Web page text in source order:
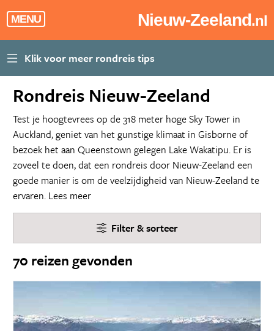
MENU Nieuw-Zeeland.nl
Rondreis Nieuw-Zeeland
Test je hoogtevrees op de 318 meter hoge Sky Tower in
Auckland, geniet van het gunstige klimaat in Gisborne of
bezoek het aan Queenstown gelegen Lake Wakatipu. Er is
zoveel te doen, dat een rondreis door Nieuw-Zeeland een
goede manier is om de veelzijdigheid van Nieuw-Zeeland te
ervaren. Lees meer
Filter & sorteer
70 reizen gevonden